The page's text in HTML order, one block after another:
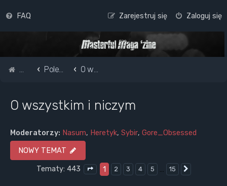
FAQ Zaloguj się
Zarejestruj się
Strona główna
Pole do popisu... O wszystkim i niczym
O wszystkim i niczym
Moderatorzy: Nasum, Heretyk, Sybir, Gore_Obsessed
NOWY TEMAT
Tematy: 443
Strona1 z15
1 2 3 4 5 … 15